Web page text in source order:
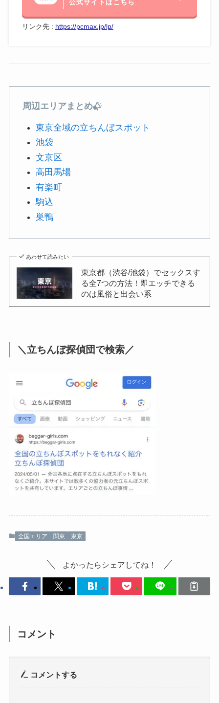
公式サイトはこちら
リンク先 : https://pcmax.jp/lp/
周辺エリアまとめ
東京全域の立ちんぼスポット
池袋
文京区
高田馬場
有楽町
駒込
巣鴨
あわせて読みたい
東京都（渋谷/池袋）でセックスす
る全7つの方法！即エッチできる
のは風俗と出会い系
＼立ちんぼ探偵団で検索／
全国エリア 関東 東京
よかったらシェアしてね！
コメント
コメントする